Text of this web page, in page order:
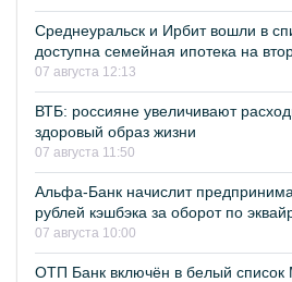
Среднеуральск и Ирбит вошли в
доступна семейная ипотека на
07 августа 12:13
ВТБ: россияне увеличивают
здоровый образ жизни
07 августа 11:50
Альфа-Банк начислит
рублей кэшбэка за оборот по
07 августа 10:00
ОТП Банк включён в белый